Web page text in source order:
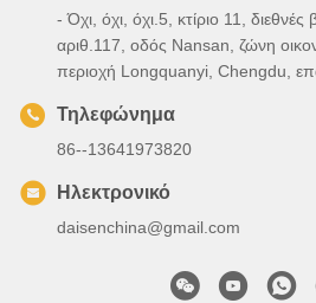
- Όχι, όχι, όχι.5, κτίριο 11, διεθνές
αριθ.117, οδός Nansan, ζώνη
περιοχή Longquanyi, Chengdu,
Τηλεφώνημα
86--13641973820
Ηλεκτρονικό
daisenchina@gmail.com